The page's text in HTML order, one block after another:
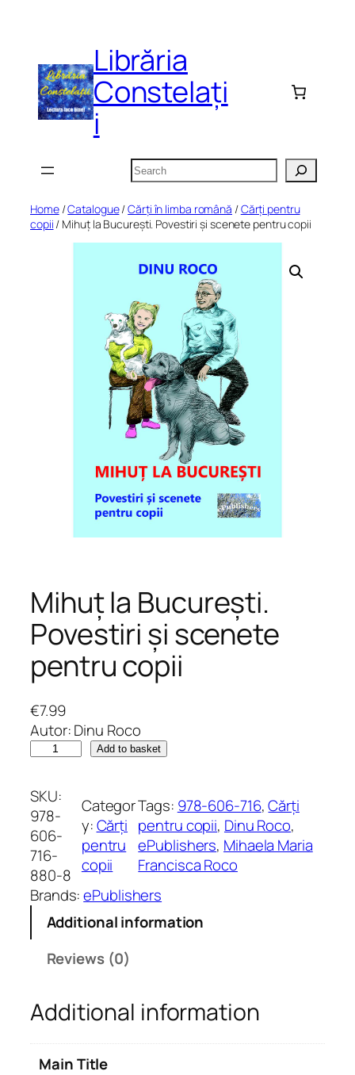
Librăria
Constelați
i
Search
Home/Catalogue/Cărți în limba română /Cărți pentru
copii / Mihuț la București. Povestiri și scenete pentru copii
Mihuț la București.
Povestiri și scenete
pentru copii
€7.99
Autor: Dinu Roco
h
u
ț
l
a
B
u
ș
t
i
Add to basket
SKU:
978-
606-
716-
880-8
Categor
y:Cărți
pentru
copii
Tags: 978-606-716, Cărți
pentru copii, Dinu Roco
ePublishers, Mihaela Maria
Francisca Roco
Brands:ePublishers
Additional information
Reviews (0)
Additional information
Main Title